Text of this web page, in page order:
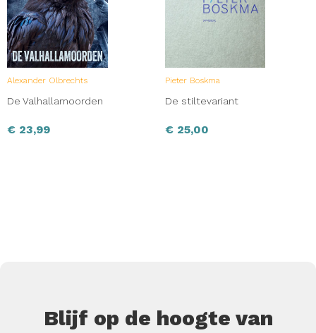
Alexander Olbrechts
De Valhallamoorden
€ 23,99
Pieter Boskma
De stiltevariant
€ 25,00
Blijf op de hoogte van